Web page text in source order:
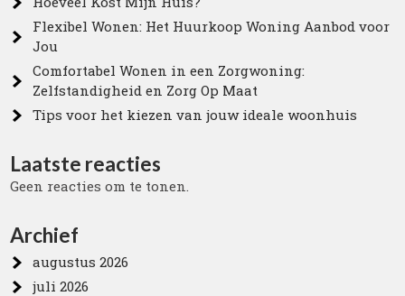
Flexibel Wonen: Het Huurkoop Woning Aanbod voor
Jou
Comfortabel Wonen in een Zorgwoning:
Zelfstandigheid en Zorg Op Maat
Tips voor het kiezen van jouw ideale woonhuis
Laatste reacties
Geen reacties om te tonen.
Archief
augustus 2026
juli 2026